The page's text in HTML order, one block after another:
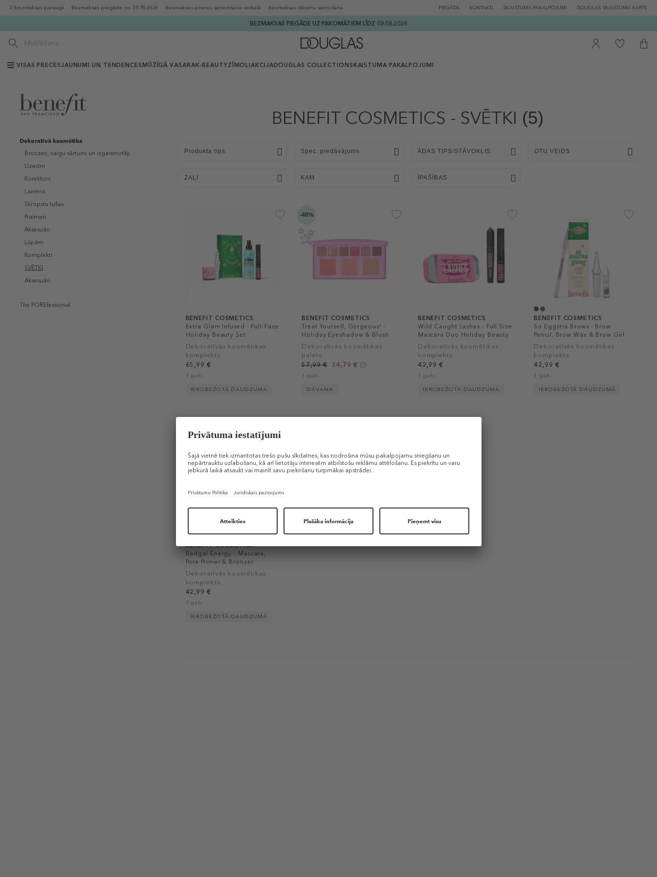
2 bezmaksas paraugi Bezmaksas piegāde no 39.95 EUR Bezmaksas preces saņemšana veikalā Bezmaksas dāvanu saiņošana PIEGĀDE KONTAKTI SKAISTUMA PAKALPOJUMI DOUGLAS SKAISTUMA KARTE
BEZMAKSAS PIEGĀDE UZ PAKOMĀTIEM LĪDZ 09.08.2026
VISAS PRECESJAUNUMI UN TENDENCES MŪŽĪGĀ VASARAK-BEAUTYZĪMOLIAKCIJADOUGLAS COLLECTION SKAISTUMA PAKALPOJUMI
Dekoratīvā kosmētika
Bronzeri, vaigu sārtumi un izgaismotāji
Uzacīm
Korektors
Laineris
Skropstu tušas
Praimeri
Aksesuāri
Lūpām
Komplekti
SVĒTKI
Aksesuāri
The POREfessional
BENEFIT COSMETICS - SVĒTKI (5)
Produkta tips Spec. piedāvājums ĀDAS TIPS/STĀVOKLIS OTU VEIDS
ZAĻI KAM ĪPAŠĪBAS
BENEFIT COSMETICS
Extra Glam Infused - Full-Face
Holiday Beauty Set
Dekoratīvās kosmētikas
komplekts
65,99 €
1 gab.
IEROBEŽOTĀ DAUDZUMĀ
-40%
BENEFIT COSMETICS
Treat Yourself, Gorgeous! -
Holiday Eyeshadow & Blush
Palette
Dekoratīvās kosmētikas
palete
57,99 €
34,79 €
1 gab.
DĀVANA
BENEFIT COSMETICS
Wild Caught Lashes - Full Size
Mascara Duo Holiday Beauty
Set
Dekoratīvās kosmētikas
komplekts
42,99 €
1 gab.
IEROBEŽOTĀ DAUDZUMĀ
BENEFIT COSMETICS
So Eggstra Brows - Brow
Pencil, Brow Wax & Brow Gel
Christmas Beauty Set
Dekoratīvās kosmētikas
komplekts
42,99 €
1 gab.
IEROBEŽOTĀ DAUDZUMĀ
BENEFIT COSMETICS
Badgal Energy - Mascara,
Pore Primer & Bronzer
Christmas Beauty Set
Dekoratīvās kosmētikas
komplekts
42,99 €
1 gab.
IEROBEŽOTĀ DAUDZUMĀ